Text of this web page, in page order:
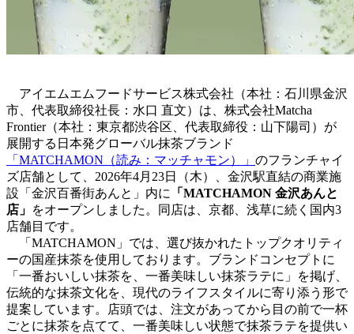
アイエムエムフードサービス株式会社（本社：石川県金沢
市、代表取締役社長：水口 直文）は、株式会社Matcha
Frontier（本社：東京都渋谷区、代表取締役：山下陽司）が
展開する日本発グローバル抹茶ブランド
「MATCHAMON（読み：マッチャモン）」 のフランチャイ
ズ店舗として、2026年4月23日（木）、金沢駅直結の商業施
設「金沢百番街あんと」内に
「MATCHAMON 金沢あんと
店」 をオープンしました。同店は、京都、浅草に続く国内3
店舗目です。
「MATCHAMON」では、選び抜かれたトップクオリティ
ーの国産抹茶を使用しております。ブランドコンセプトに
「一番おいしい抹茶を、一番美味しい抹茶ラテに」を掲げ、
伝統的な抹茶文化を、現代のライフスタイルに寄り添う形で
提案しています。店頭では、注文があってから目の前で一杯
ごとに抹茶を点てて、一番美味しい状態で抹茶ラテを提供い